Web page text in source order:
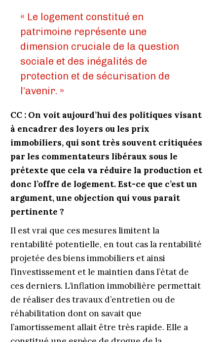
« Le logement constitué en
patrimoine représente une
dimension cruciale de la question
sociale et des inégalités de
protection et de sécurisation de
l’avenir. »
CC : On voit aujourd’hui des politiques visant
à encadrer des loyers ou les prix
immobiliers, qui sont très souvent critiquées
par les commentateurs libéraux sous le
prétexte que cela va réduire la production et
donc l’offre de logement. Est-ce que c’est un
argument, une objection qui vous paraît
pertinente ?
Il est vrai que ces mesures limitent la
rentabilité potentielle, en tout cas la rentabilité
projetée des biens immobiliers et ainsi
l’investissement et le maintien dans l’état de
ces derniers. L’inflation immobilière permettait
de réaliser des travaux d’entretien ou de
réhabilitation dont on savait que
l’amortissement allait être très rapide. Elle a